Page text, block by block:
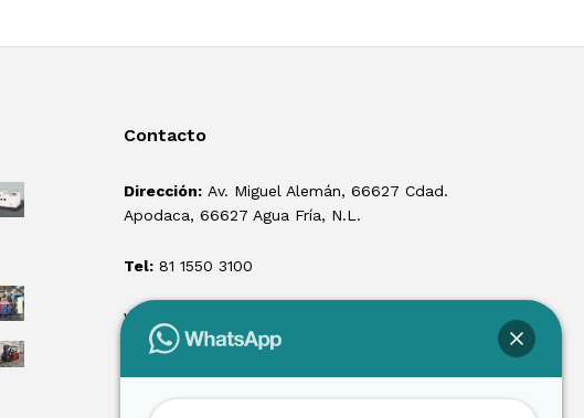
Contacto
Dirección: Av. Miguel Alemán, 66627 Cdad.
Apodaca, 66627 Agua Fría, N.L.
Tel: 81 1550 3100
ventas@losmontacargas.mx